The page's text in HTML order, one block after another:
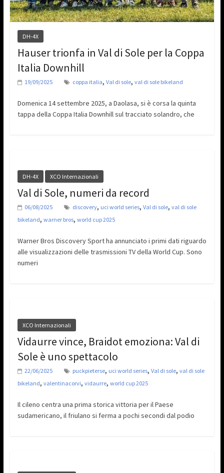
DH-4X
Hauser trionfa in Val di Sole per la Coppa
Italia Downhill
19/09/2025 coppa italia, Val di sole, val di sole bikeland
Domenica 14 settembre 2025, a Daolasa, si è corsa la quinta
tappa della Coppa Italia Downhill sul tracciato solandro, che
DH-4X XCO Internazionali
Val di Sole, numeri da record
06/08/2025 discovery, uci world series, Val di sole, val di sole
bikeland, warner bros, world cup 2025
Warner Bros Discovery Sport ha annunciato i primi dati riguardo
alle visualizzazioni delle trasmissioni TV della World Cup. Sono
numeri
XCO Internazionali
Vidaurre vince, Braidot emoziona: Val di
Sole è uno spettacolo
22/06/2025 puckpieterse, uci world series, Val di sole, val di sole
bikeland, valentinacorvi, vidaurre, world cup 2025
Il cileno centra una prima storica vittoria per il Paese
sudamericano, il friulano si ferma a pochi secondi dal podio